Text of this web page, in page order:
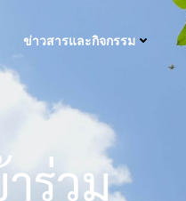
ข่าวสารและกิจกรรม
ร่วม